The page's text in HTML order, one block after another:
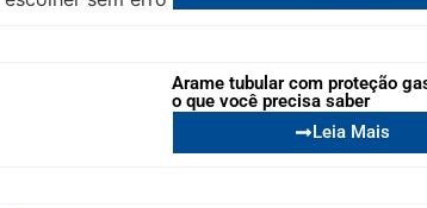
Arame tubular com proteção
o que você precisa saber
Leia Mais